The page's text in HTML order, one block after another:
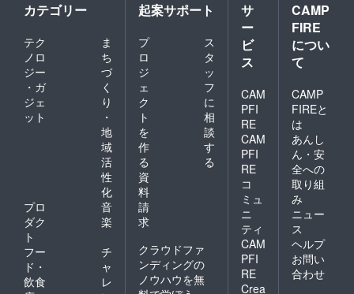
カテゴリー
テク
ノロ
ジー
・ガ
ジェ
ット
ま
ち
づ
く
り
・
地
域
活
性
化
プロ
ダク
ト
音
楽
フー
ド・
飲食
チ
ャ
レ
起案サポート
プ
ロ
ジ
ェ
ク
ト
を
作
る
ス
タ
ッ
フ
に
相
談
す
る
資
料
請
求
クラウドファ
ンディングの
ノウハウを無
サ
ー
ビ
ス
CAM
PFI
RE
CAM
PFI
RE
コ
ミュ
ニ
ティ
CAM
PFI
RE
Crea
CAMP
FIRE
につい
て
CAMP
FIREと
は
あんし
ん・安
全への
取り組
み
ニュー
ス
ヘルプ
お問い
合わせ